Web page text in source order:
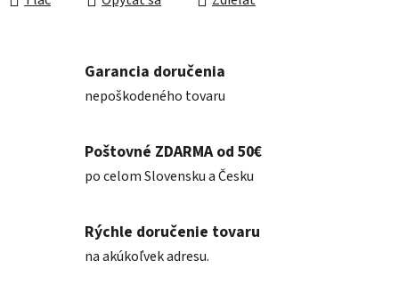
Garancia doručenia
nepoškodeného tovaru
Poštovné ZDARMA od 50€
po celom Slovensku a Česku
Rýchle doručenie tovaru
na akúkoľvek adresu.